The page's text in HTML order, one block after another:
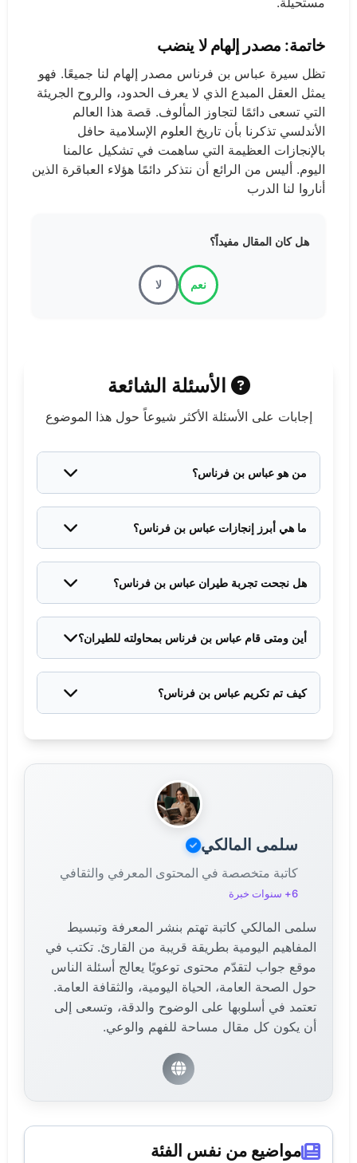
خاتمة: مصدر إلهام لا ينضب
تظل سيرة عباس بن فرناس مصدر إلهام لنا جميعًا. فهو
يمثل العقل المبدع الذي لا يعرف الحدود، والروح الجريئة
التي تسعى دائمًا لتجاوز المألوف. قصة هذا العالم
الأندلسي تذكرنا بأن تاريخ العلوم الإسلامية حافل
بالإنجازات العظيمة التي ساهمت في تشكيل عالمنا
اليوم. أليس من الرائع أن نتذكر دائمًا هؤلاء العباقرة الذين
أناروا لنا الدرب
هل كان المقال مفيداً؟
نعم لا
الأسئلة الشائعة
إجابات على الأسئلة الأكثر شيوعاً حول هذا الموضوع
من هو عباس بن فرناس؟
ومخترع وشاعر وموسيقي أندلسي من القرن التاسع
الميلادي، يُعرف بأنه أول من قام بمحاولة علمية للطيران.
ما هي أبرز إنجازات عباس بن فرناس؟
المائية، وطور صناعة الزجاج من الحجارة، وصنع النظارات
الطبية، وأنشأ قبة سماوية.
هل نجحت تجربة طيران عباس بن فرناس؟
لعدم تزويد آلته بذيل، مما أدى إلى إصابته. ومع ذلك، تعتبر
تجربته خطوة رائدة في تاريخ الطيران.
أين ومتى قام عباس بن فرناس بمحاولته للطيران؟
كيف تم تكريم عباس بن فرناس؟
وجسر في قرطبة، وتمثال في بغداد، وغيرها من التكريمات
التي تخلد ذكراه كرائد من رواد العلم.
سلمى المالكي
كاتبة متخصصة في المحتوى المعرفي والثقافي
6+ سنوات خبرة
سلمى المالكي كاتبة تهتم بنشر المعرفة وتبسيط
المفاهيم اليومية بطريقة قريبة من القارئ. تكتب في
موقع جواب لتقدّم محتوى توعويًا يعالج أسئلة الناس
حول الصحة العامة، الحياة اليومية، والثقافة العامة.
تعتمد في أسلوبها على الوضوح والدقة، وتسعى إلى
أن يكون كل مقال مساحة للفهم والوعي.
مواضيع من نفس الفئة